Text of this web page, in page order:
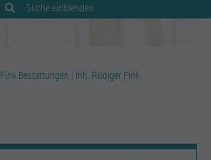
Suche einblenden
Fink Bestattungen | Inh. Rüdiger Fink